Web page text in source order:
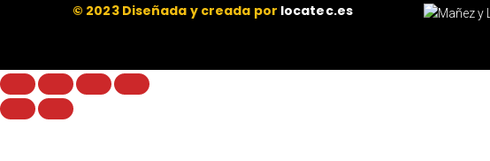
© 2023 Diseñada y creada por locatec.es